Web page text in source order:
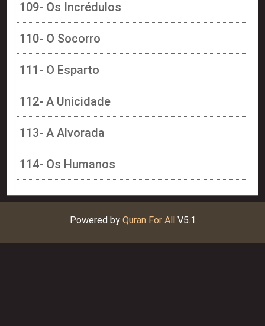
109- Os Incrédulos
110- O Socorro
111- O Esparto
112- A Unicidade
113- A Alvorada
114- Os Humanos
Powered by Quran For AllV5.1